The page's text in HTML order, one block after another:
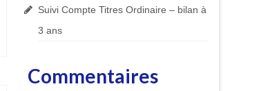
Suivi Compte Titres Ordinaire – bilan à
3 ans
Commentaires